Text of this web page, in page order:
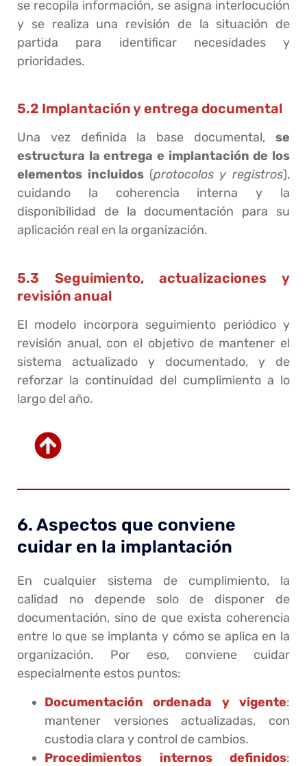
se recopila información, se asigna interlocución
y se realiza una revisión de la situación de
partida para identificar necesidades y
prioridades.
5.2 Implantación y entrega documental
Una vez definida la base documental, se
estructura la entrega e implantación de los
elementos incluidos (protocolos y registros),
cuidando la coherencia interna y la
disponibilidad de la documentación para su
aplicación real en la organización.
5.3 Seguimiento, actualizaciones y
revisión anual
El modelo incorpora seguimiento periódico y
revisión anual, con el objetivo de mantener el
sistema actualizado y documentado, y de
reforzar la continuidad del cumplimiento a lo
largo del año.
6. Aspectos que conviene
cuidar en la implantación
En cualquier sistema de cumplimiento, la
calidad no depende solo de disponer de
documentación, sino de que exista coherencia
entre lo que se implanta y cómo se aplica en la
organización. Por eso, conviene cuidar
especialmente estos puntos:
Documentación ordenada y vigente:
mantener versiones actualizadas, con
custodia clara y control de cambios.
Procedimientos internos definidos: